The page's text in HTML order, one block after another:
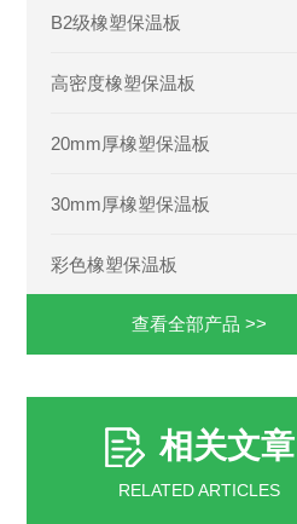
B2级橡塑保温板
高密度橡塑保温板
20mm厚橡塑保温板
30mm厚橡塑保温板
彩色橡塑保温板
查看全部产品 >>
相关文章
RELATED ARTICLES